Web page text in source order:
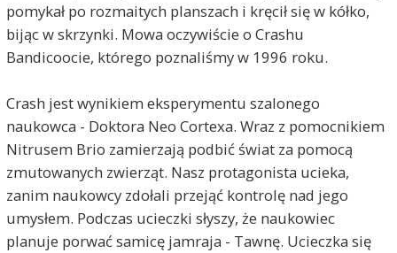
pomykał po rozmaitych planszach i kręcił się w kółko,
bijąc w skrzynki. Mowa oczywiście o Crashu
Bandicoocie, którego poznaliśmy w 1996 roku.
Crash jest wynikiem eksperymentu szalonego
naukowca - Doktora Neo Cortexa. Wraz z pomocnikiem
Nitrusem Brio zamierzają podbić świat za pomocą
zmutowanych zwierząt. Nasz protagonista ucieka,
zanim naukowcy zdołali przejąć kontrolę nad jego
umysłem. Podczas ucieczki słyszy, że naukowiec
planuje porwać samicę jamraja - Tawnę. Ucieczka się